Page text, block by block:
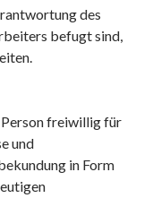
des
befugt sind,
freiwillig für
und
in Form